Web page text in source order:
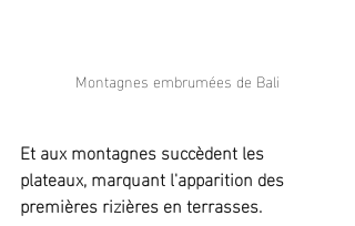
Montagnes embrumées de Bali
Et aux montagnes succèdent les
plateaux, marquant l'apparition des
premières rizières en terrasses.